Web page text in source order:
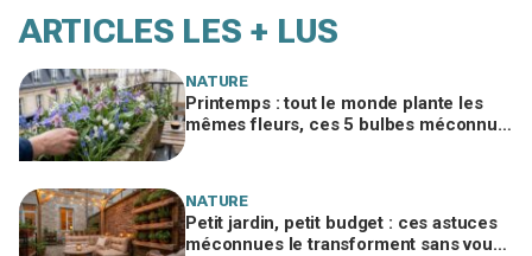
ARTICLES LES + LUS
NATURE
Printemps : tout le monde plante les
mêmes fleurs, ces 5 bulbes méconnus
NATURE
Petit jardin, petit budget : ces astuces
méconnues le transforment sans vous